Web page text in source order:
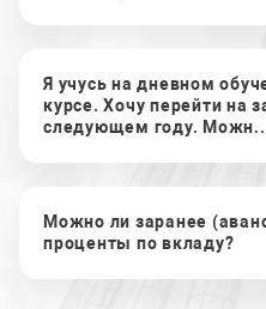
Я учусь на дневном
курсе. Хочу перейти на
следующем году.
Можно ли заранее
проценты по вкладу?